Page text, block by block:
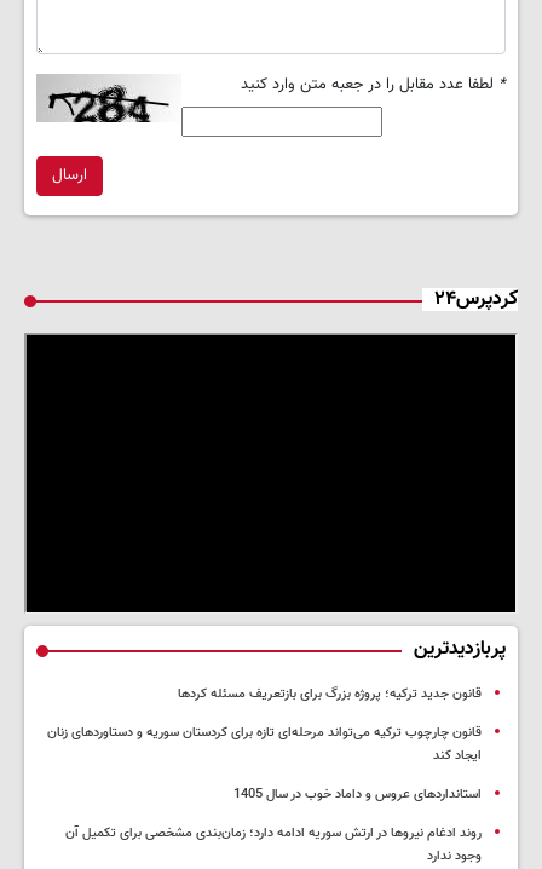
* لطفا عدد مقابل را در جعبه متن وارد کنید
ارسال
کردپرس۲۴
پربازدیدترین
قانون جدید ترکیه؛ پروژه بزرگ‌ برای بازتعریف مسئله کردها
قانون چارچوب ترکیه می‌تواند مرحله‌ای تازه برای کردستان سوریه و دستاوردهای زنان
ایجاد کند
استانداردهای عروس و داماد خوب در سال 1405
روند ادغام نیروها در ارتش سوریه ادامه دارد؛ زمان‌بندی مشخصی برای تکمیل آن
وجود ندارد